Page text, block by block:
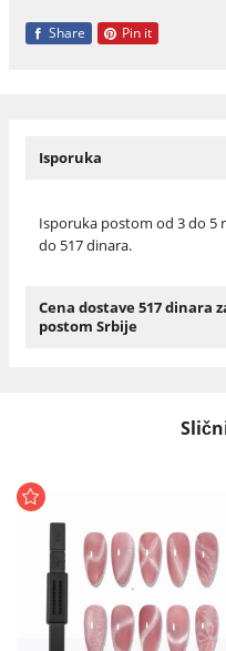
Share Pin it
Isporuka
Isporuka postom od 3 do 5
do 517 dinara.
Cena dostave 517 dinara
postom Srbije